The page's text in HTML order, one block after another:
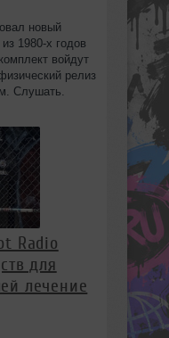
новый
из 1980-х годов
войдут
релиз
Слушать.
Radio
для
лечение